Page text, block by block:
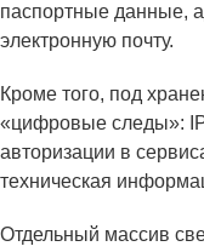
паспортные данные,
электронную почту.
Кроме того, под
«цифровые следы»:
авторизации в
техническая
Отдельный массив